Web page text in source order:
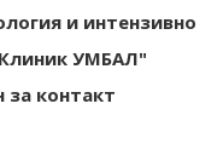
и интензивно
УМБАЛ"
за контакт